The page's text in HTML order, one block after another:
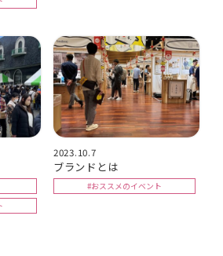
2023.10.7
ブランドとは
#おススメのイベント